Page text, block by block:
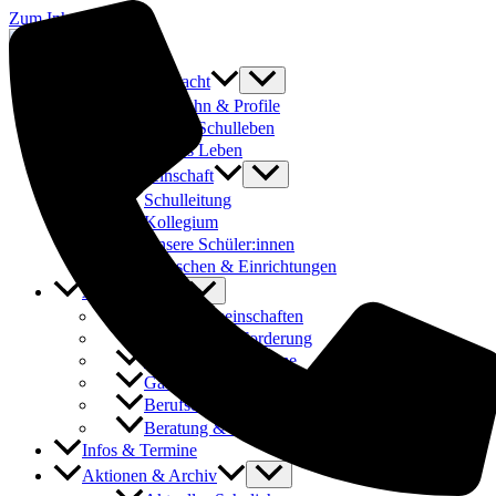
Zum Inhalt springen
Was uns ausmacht
Laufbahn & Profile
Buntes Schulleben
Fit fürs Leben
Schulgemeinschaft
Schulleitung
Kollegium
Unsere Schüler:innen
Menschen & Einrichtungen
Angebote
Arbeitsgemeinschaften
Förderung & Forderung
Austauschprogramme
Ganztages- und Hausaufgabenbetreuung
Berufsorientierung & Praktika
Beratung & Schulsozialarbeit
Infos & Termine
Aktionen & Archiv